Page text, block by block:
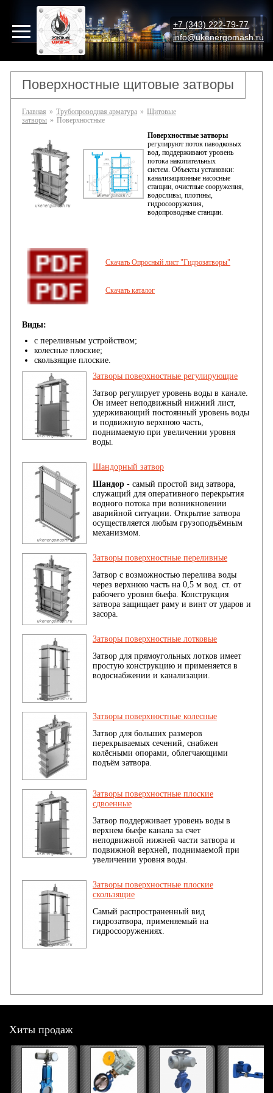
+7 (343) 222-79-77
info@ukenergomash.ru
Поверхностные щитовые затворы
Главная » Трубопроводная арматура » Щитовые
затворы » Поверхностные
Поверхностные затворы
регулируют поток паводковых
вод, поддерживают уровень
потока накопительных
систем. Объекты установки:
канализационные насосные
станции, очистные сооружения,
водосливы, плотины,
гидросооружения,
водопроводные станции.
Скачать Опросный лист "Гидрозатворы"
Скачать каталог
Виды:
с переливным устройством;
колесные плоские;
скользящие плоские.
Затворы поверхностные регулирующие
Затвор регулирует уровень воды в канале.
Он имеет неподвижный нижний лист,
удерживающий постоянный уровень воды
и подвижную верхнюю часть,
поднимаемую при увеличении уровня
воды.
Шандорный затвор
Шандор - самый простой вид затвора,
служащий для оперативного перекрытия
водного потока при возникновении
аварийной ситуации. Открытие затвора
осуществляется любым грузоподъёмным
механизмом.
Затворы поверхностные переливные
Затвор с возможностью перелива воды
через верхнюю часть на 0,5 м вод. ст. от
рабочего уровня бьефа. Конструкция
затвора защищает раму и винт от ударов и
засора.
Затворы поверхностные лотковые
Затвор для прямоугольных лотков имеет
простую конструкцию и применяется в
водоснабжении и канализации.
Затворы поверхностные колесные
Затвор для больших размеров
перекрываемых сечений, снабжен
колёсными опорами, облегчающими
подъём затвора.
Затворы поверхностные плоские
сдвоенные
Затвор поддерживает уровень воды в
верхнем бьефе канала за счет
неподвижной нижней части затвора и
подвижной верхней, поднимаемой при
увеличении уровня воды.
Затворы поверхностные плоские
скользящие
Самый распространенный вид
гидрозатвора, применяемый на
гидросооружениях.
Хиты продаж